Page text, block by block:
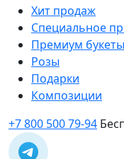
Хит продаж
Специальное
Премиум букеты
Розы
Подарки
Композиции
+7 800 500 79-94